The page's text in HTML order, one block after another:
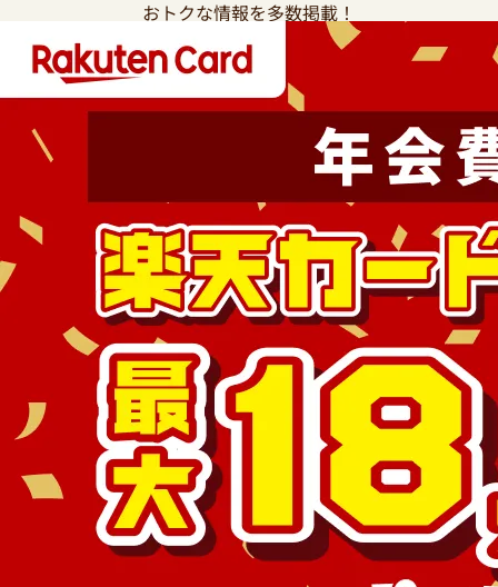
おトクな情報を多数掲載！